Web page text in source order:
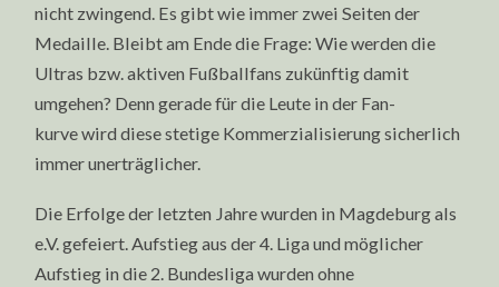
nicht zwingend. Es gibt wie immer zwei Seiten der
Medaille. Bleibt am Ende die Frage: Wie werden die
Ultras bzw. aktiven Fußballfans zukünftig damit
umgehen? Denn gerade für die Leute in der Fan-
kurve wird diese stetige Kommerzialisierung sicherlich
immer unerträglicher.
Die Erfolge der letzten Jahre wurden in Magdeburg als
e.V. gefeiert. Aufstieg aus der 4. Liga und möglicher
Aufstieg in die 2. Bundesliga wurden ohne